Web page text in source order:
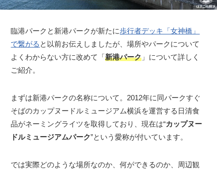
臨港パークと新港パークが新たに歩行者デッキ「女神橋」
で繋がる と以前お伝えしましたが、場所やパークについて
よくわからない方に改めて「新港パーク 」について詳しく
ご紹介。
まずは新港パークの名称について。2012年に同パークすぐ
そばのカップヌードルミュージアム横浜を運営する日清食
品がネーミングライツを取得しており、現在は“カップヌー
ドルミュージアムパーク”という愛称が付いています。
では実際どのような場所なのか、何ができるのか、周辺観